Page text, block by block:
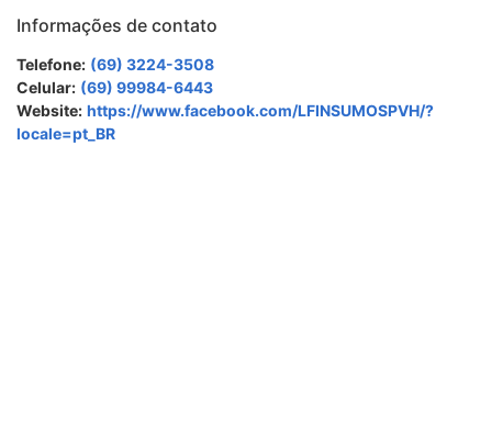
Informações de contato
Telefone: (69) 3224-3508
Celular: (69) 99984-6443
Website: https://www.facebook.com/LFINSUMOSPVH/?
locale=pt_BR